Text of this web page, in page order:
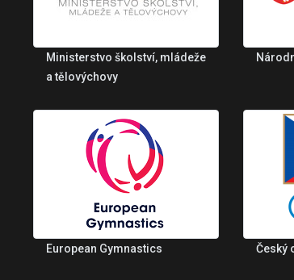
Ministerstvo školství, mládeže
a tělovýchovy
European Gymnastics Český